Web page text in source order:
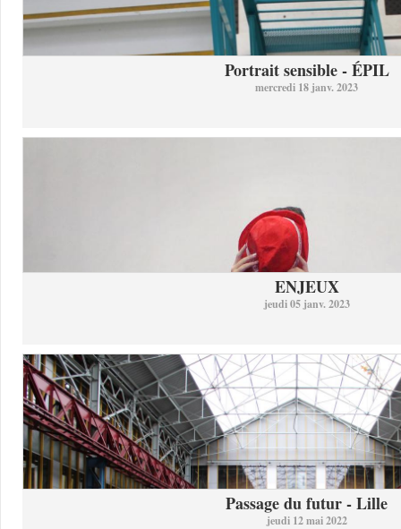
Portrait sensible - ÉPIL
mercredi 18 janv. 2023
ENJEUX
jeudi 05 janv. 2023
Passage du futur - Lille
jeudi 12 mai 2022